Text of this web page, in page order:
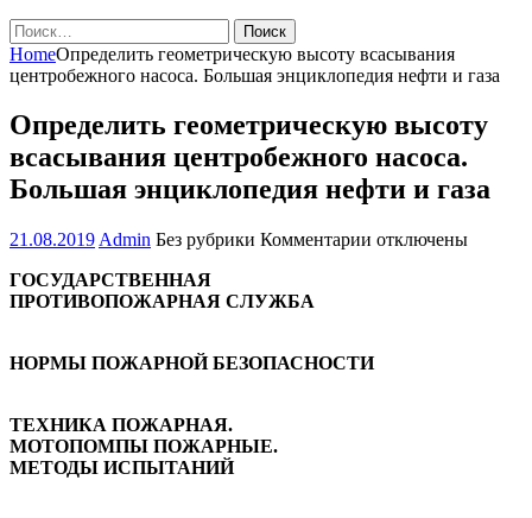
Найти:
HomeОпределить геометрическую высоту всасывания
центробежного насоса. Большая энциклопедия нефти и газа
Определить геометрическую высоту
всасывания центробежного насоса.
Большая энциклопедия нефти и газа
21.08.2019 Admin Без рубрики Комментарии к
центробежного
отключены
ГОСУДАРСТВЕННАЯ
ПРОТИВОПОЖАРНАЯ СЛУЖБА
НОРМЫ ПОЖАРНОЙ БЕЗОПАСНОСТИ
ТЕХНИКА ПОЖАРНАЯ.
МОТОПОМПЫ ПОЖАРНЫЕ.
МЕТОДЫ ИСПЫТАНИЙ